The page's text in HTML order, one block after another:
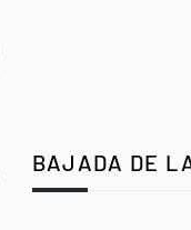
BAJADA DE